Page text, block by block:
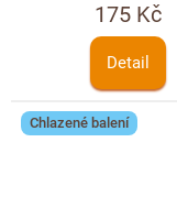
175 Kč
Detail
Chlazené balení